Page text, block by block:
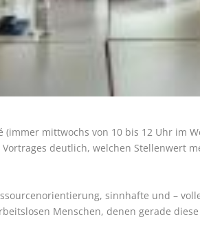
mittwochs von 10 bis 12 Uhr im
deutlich, welchen Stellenwert
sinnhafte und –
Menschen, denen gerade